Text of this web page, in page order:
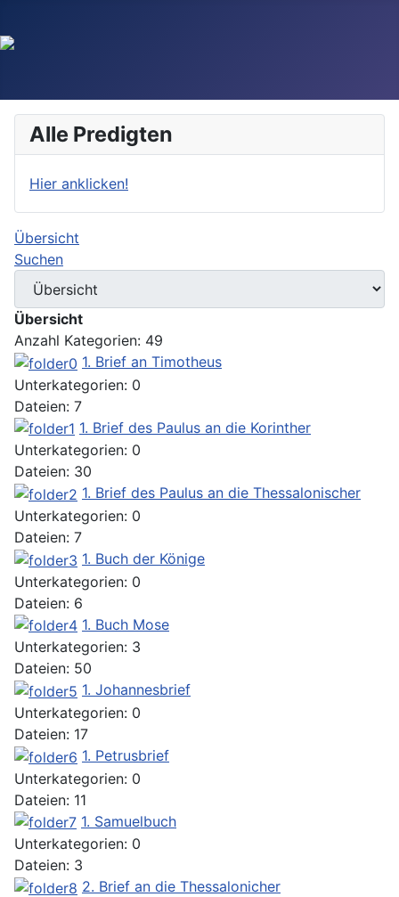
Alle Predigten
Hier anklicken!
Übersicht
Suchen
Übersicht
Anzahl Kategorien: 49
1. Brief an Timotheus
Unterkategorien: 0
Dateien: 7
1. Brief des Paulus an die Korinther
Unterkategorien: 0
Dateien: 30
1. Brief des Paulus an die Thessalonischer
Unterkategorien: 0
Dateien: 7
1. Buch der Könige
Unterkategorien: 0
Dateien: 6
1. Buch Mose
Unterkategorien: 3
Dateien: 50
1. Johannesbrief
Unterkategorien: 0
Dateien: 17
1. Petrusbrief
Unterkategorien: 0
Dateien: 11
1. Samuelbuch
Unterkategorien: 0
Dateien: 3
2. Brief an die Thessalonicher